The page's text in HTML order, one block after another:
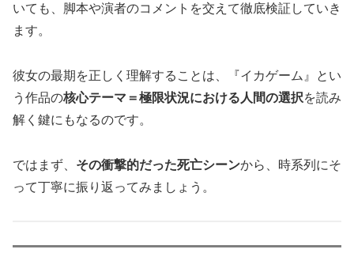
いても、脚本や演者のコメントを交えて徹底検証していき
ます。
彼女の最期を正しく理解することは、『イカゲーム』とい
う作品の核心テーマ＝極限状況における人間の選択を読み
解く鍵にもなるのです。
ではまず、 その衝撃的だった死亡シーンから、時系列にそ
って丁寧に振り返ってみましょう。